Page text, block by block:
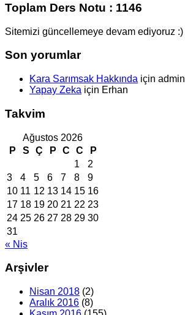
Toplam Ders Notu : 1146
Sitemizi güncellemeye devam ediyoruz :)
Son yorumlar
Kara Sarımsak Hakkında için admin
Yapay Zeka için Erhan
Takvim
Ağustos 2026
P
S Ç P C C
P
1
2
3
4 5 6 7 8
9
10 11 12 13 14 15 16
17 18 19 20 21 22 23
24 25 26 27 28 29 30
31
« Nis
Arşivler
Nisan 2018 (2)
Aralık 2016 (8)